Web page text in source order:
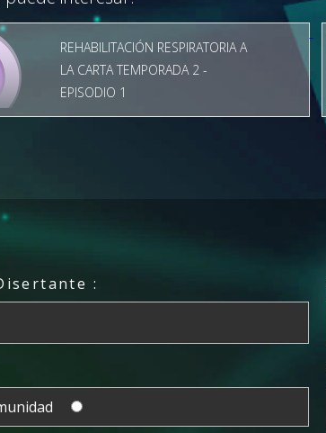
REHABILITACIÓN RESPIRATORIA A
LA CARTA TEMPORADA 2 -
EPISODIO 1
: